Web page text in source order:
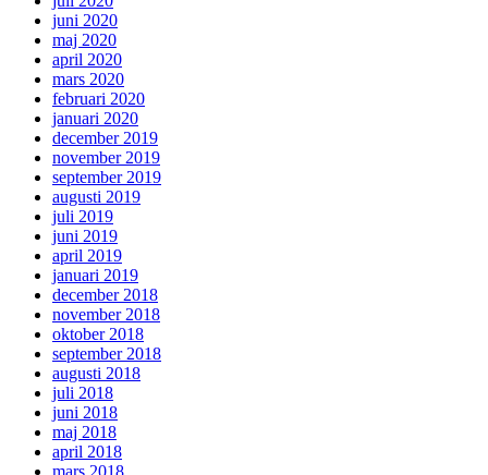
juni 2020
maj 2020
april 2020
mars 2020
februari 2020
januari 2020
december 2019
november 2019
september 2019
augusti 2019
juli 2019
juni 2019
april 2019
januari 2019
december 2018
november 2018
oktober 2018
september 2018
augusti 2018
juli 2018
juni 2018
maj 2018
april 2018
mars 2018